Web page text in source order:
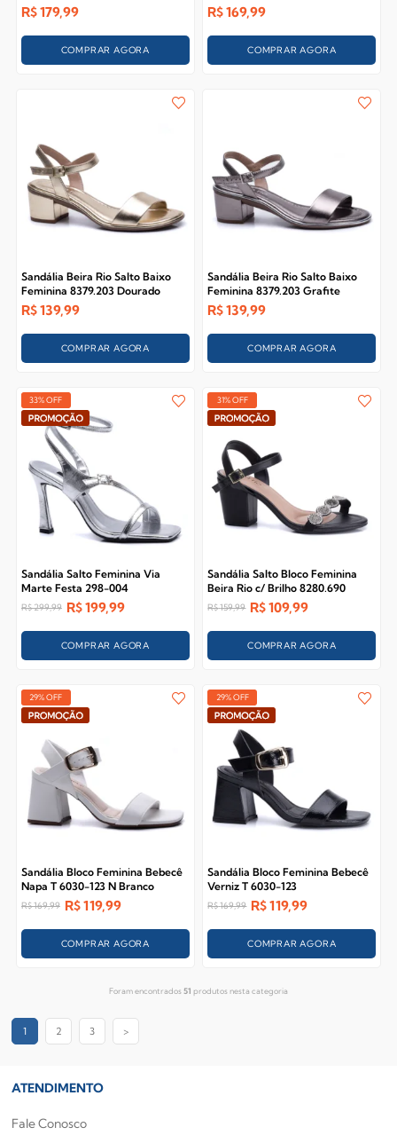
R$179,99
COMPRAR AGORA
R$169,99
COMPRAR AGORA
Sandália Beira Rio Salto Baixo
Feminina 8379.203 Dourado
R$139,99
COMPRAR AGORA
Sandália Beira Rio Salto Baixo
Feminina 8379.203 Grafite
R$139,99
COMPRAR AGORA
33% OFF
Sandália Salto Feminina Via
Marte Festa 298-004
R$299,99 R$199,99
COMPRAR AGORA
31% OFF
Sandália Salto Bloco Feminina
Beira Rio c/ Brilho 8280.690
R$159,99 R$109,99
COMPRAR AGORA
29% OFF
Sandália Bloco Feminina Bebecê
Napa T 6030-123 N Branco
R$169,99 R$119,99
COMPRAR AGORA
29% OFF
Sandália Bloco Feminina Bebecê
Verniz T 6030-123
R$169,99 R$119,99
COMPRAR AGORA
Foram encontrados 51 produtos nesta categoria
1 2 3 >
ATENDIMENTO
Fale Conosco